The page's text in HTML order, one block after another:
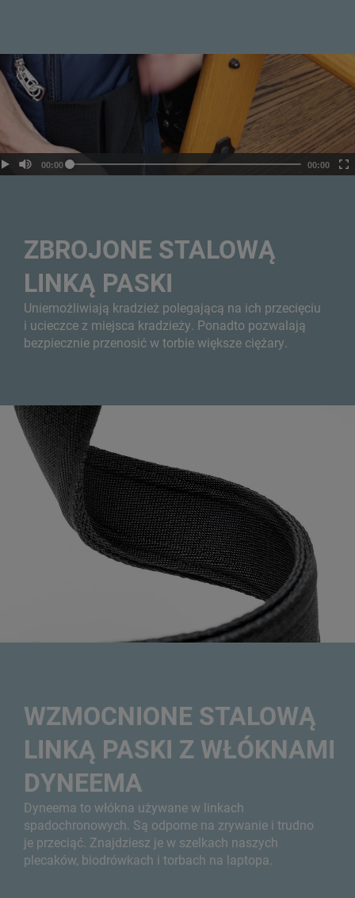
ZBROJONE STALOWĄ
LINKĄ PASKI
Uniemożliwiają kradzież polegającą na ich przecięciu
i ucieczce z miejsca kradzieży. Ponadto pozwalają
bezpiecznie przenosić w torbie większe ciężary.
WZMOCNIONE STALOWĄ
LINKĄ PASKI Z WŁÓKNAMI
DYNEEMA
Dyneema to włókna używane w linkach
spadochronowych. Są odporne na zrywanie i trudno
je przeciąć. Znajdziesz je w szelkach naszych
plecaków, biodrówkach i torbach na laptopa.